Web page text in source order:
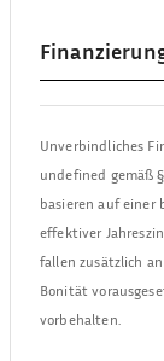
Unverbindliches
undefined gemäß
basieren auf einer
effektiver
fallen zusätzlich
Bonität
vorbehalten.